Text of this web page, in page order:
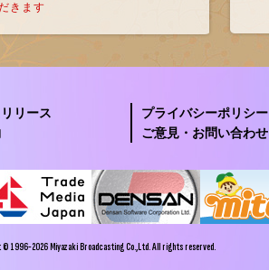
きます
リース プライバシーポリシー
ご意見・お問い合わせ
1996-2026 Miyazaki Broadcasting Co.,Ltd. All rights reserved.